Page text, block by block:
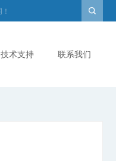
技术支持 联系我们